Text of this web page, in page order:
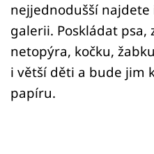
nejjednodušší najdete
galerii. Poskládat psa,
netopýra, kočku,
i větší děti a bude jim
papíru.